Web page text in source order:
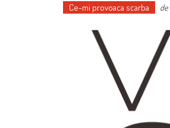
Ce-mi provoaca scarba de